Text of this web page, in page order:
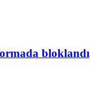
bloklandı